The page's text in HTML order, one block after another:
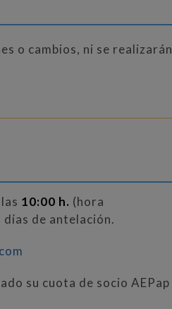
o cambios, ni se realizarán
10:00 h. (hora
días de antelación.
su cuota de socio AEPap